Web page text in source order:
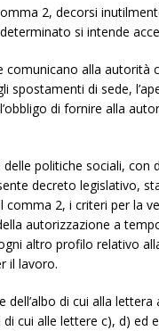
2, decorsi
si intende
comunicano alla autorità
spostamenti di sede,
di fornire alla
politiche sociali,
decreto legislativo,
comma 2, i criteri per la
autorizzazione a
altro profilo relativo
il lavoro.
dell’albo di cui alla
cui alle lettere c), d) ed